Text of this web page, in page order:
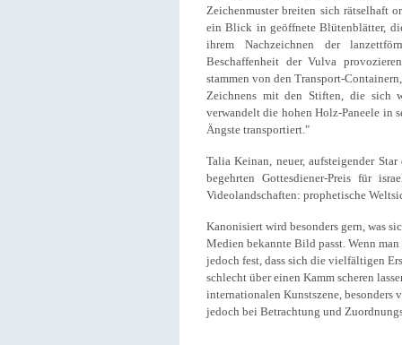
Zeichenmuster breiten sich rätselhaft
ein Blick in geöffnete Blütenblätter,
ihrem Nachzeichnen der
Beschaffenheit der Vulva
stammen von den Transport-
Zeichnens mit den Stiften, die sich
verwandelt die hohen Holz-Paneele in
Ängste transportiert."
Talia Keinan, neuer, aufsteigender
begehrten Gottesdiener-Preis für
Videolandschaften: prophetische
Kanonisiert wird besonders gern, was
Medien bekannte Bild passt. Wenn
jedoch fest, dass sich die vielfältigen
schlecht über einen Kamm scheren
internationalen Kunstszene,
jedoch bei Betrachtung und